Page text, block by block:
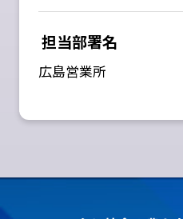
担当部署名
広島営業所